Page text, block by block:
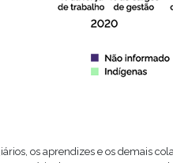
os aprendizes e os demais